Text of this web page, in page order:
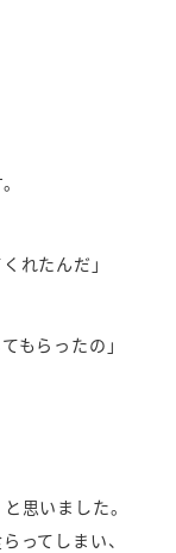
れたんだ」
もらったの」
思いました。
ってしまい、